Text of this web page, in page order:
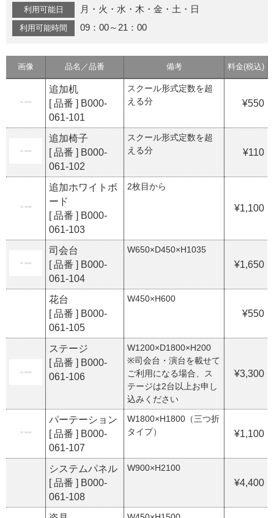
利用可能日 月・火・水・木・金・土・日
利用可能時間 09：00～21：00
画像 品名／品番 備考 料金(税込)
追加机
[ 品番 ] B000-
061-101
スクール形式定数を超
える分
¥550
追加椅子
[ 品番 ] B000-
061-102
スクール形式定数を超
える分
¥110
追加ホワイトボ
ード
[ 品番 ] B000-
061-103
2枚目から
¥1,100
司会台
[ 品番 ] B000-
061-104
W650×D450×H1035
¥1,650
花台
[ 品番 ] B000-
061-105
W450×H600
¥550
ステージ
[ 品番 ] B000-
061-106
W1200×D1800×H200
※司会台・演台を載せて
ご利用になる場合、ス
テージは2台以上お申し
込みください
¥3,300
パーテーション
[ 品番 ] B000-
061-107
W1800×H1800（三つ折
タイプ）
¥1,100
システムパネル
[ 品番 ] B000-
061-108
W900×H2100
¥4,400